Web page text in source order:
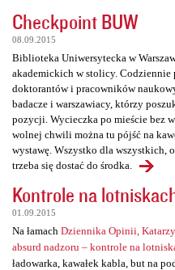
Checkpoint BUW
08.09.2015
Biblioteka Uniwersytecka w
akademickich w stolicy. Codziennie
doktorantów i pracowników
badacze i warszawiacy, którzy
pozycji. Wycieczka po mieście bez
wolnej chwili można tu pójść na
wystawę. Wszystko dla wszystkich,
trzeba się dostać do środka.
Kontrole na
01.09.2015
Na łamach Dziennika Opinii,
absurd nadzoru – kontrole na
ładowarka, kawałek kabla, but na